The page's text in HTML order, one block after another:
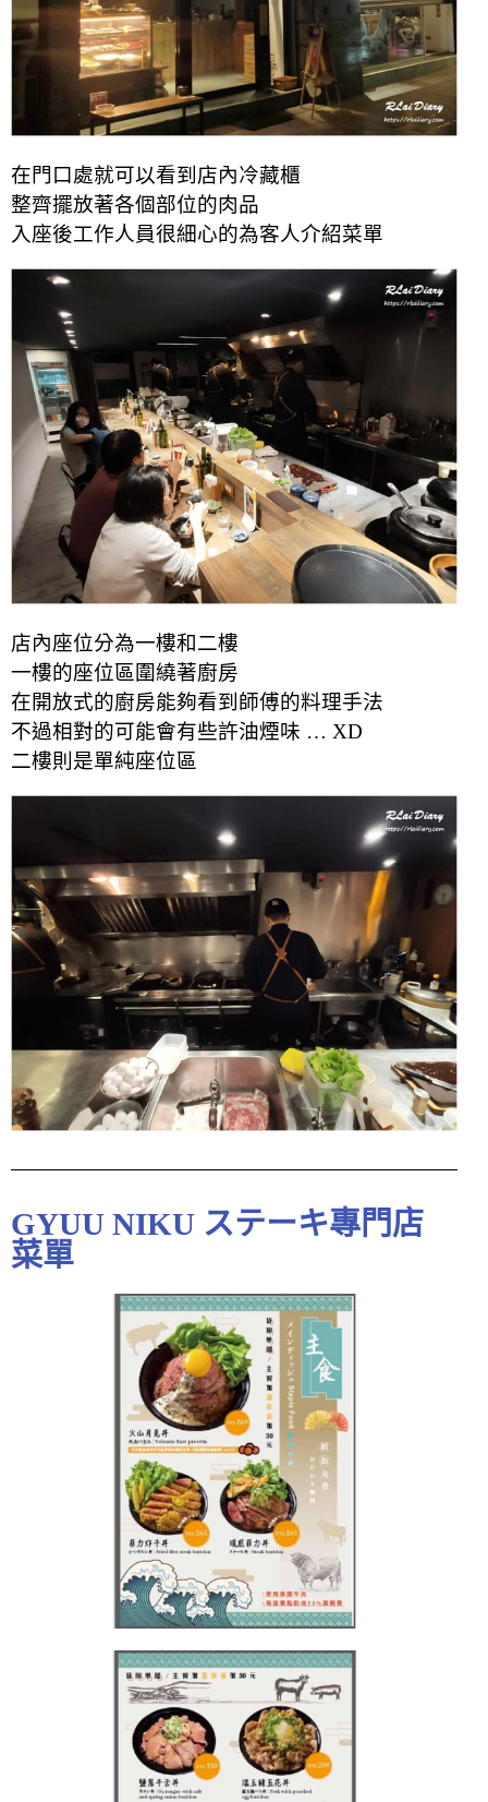
在門口處就可以看到店內冷藏櫃
整齊擺放著各個部位的肉品
入座後工作人員很細心的為客人介紹菜單
店內座位分為一樓和二樓
一樓的座位區圍繞著廚房
在開放式的廚房能夠看到師傅的料理手法
不過相對的可能會有些許油煙味 … XD
二樓則是單純座位區
GYUU NIKU ステーキ專門店
菜單